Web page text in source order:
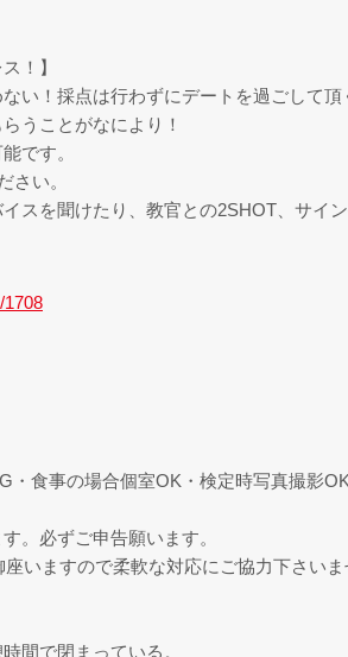
！】
い！採点は行わずにデートを過ごして頂
うことがなにより！
です。
さい。
スを聞けたり、教官との2SHOT、サイ
1708
・食事の場合個室OK・検定時写真撮影
。必ずご申告願います。
いますので柔軟な対応にご協力下さいま
間で閉まっている。